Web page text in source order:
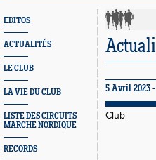
EDITOS
ACTUALITÉS
LE CLUB
LA VIE DU CLUB
LISTE DES CIRCUITS
MARCHE NORDIQUE
RECORDS
5 Avril 2023 -
Club